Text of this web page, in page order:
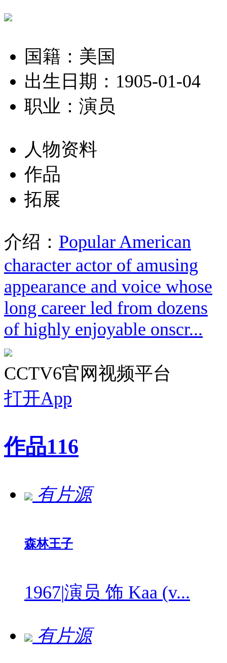
国籍：美国
出生日期：1905-01-04
职业：演员
人物资料
作品
拓展
介绍： Popular American
character actor of amusing
appearance and voice whose
long career led from dozens
of highly enjoyable onscr...
CCTV6官网视频平台
打开App
作品116
有片源
森林王子
1967|演员 饰 Kaa (v...
有片源